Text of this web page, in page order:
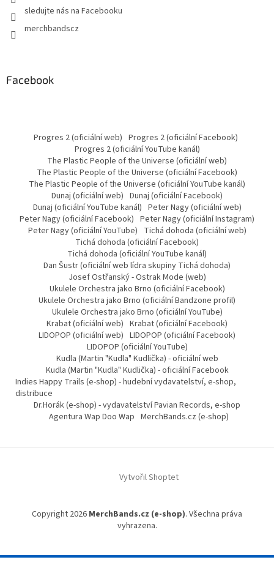
sledujte nás na Facebooku
merchbandscz
Facebook
Progres 2 (oficiální web) Progres 2 (oficiální Facebook)
Progres 2 (oficiální YouTube kanál)
The Plastic People of the Universe (oficiální web)
The Plastic People of the Universe (oficiální Facebook)
The Plastic People of the Universe (oficiální YouTube kanál)
Dunaj (oficiální web) Dunaj (oficiální Facebook)
Dunaj (oficiální YouTube kanál) Peter Nagy (oficiální web)
Peter Nagy (oficiální Facebook) Peter Nagy (oficiální Instagram)
Peter Nagy (oficiální YouTube) Tichá dohoda (oficiální web)
Tichá dohoda (oficiální Facebook)
Tichá dohoda (oficiální YouTube kanál)
Dan Šustr (oficiální web lídra skupiny Tichá dohoda)
Josef Ostřanský - Ostrak Mode (web)
Ukulele Orchestra jako Brno (oficiální Facebook)
Ukulele Orchestra jako Brno (oficiální Bandzone profil)
Ukulele Orchestra jako Brno (oficiální YouTube)
Krabat (oficiální web) Krabat (oficiální Facebook)
LIDOPOP (oficiální web) LIDOPOP (oficiální Facebook)
LIDOPOP (oficiální YouTube)
Kudla (Martin "Kudla" Kudlička) - oficiální web
Kudla (Martin "Kudla" Kudlička) - oficiální Facebook
Indies Happy Trails (e-shop) - hudební vydavatelství, e-shop,
distribuce
Dr.Horák (e-shop) - vydavatelství Pavian Records, e-shop
Agentura Wap Doo Wap MerchBands.cz (e-shop)
Vytvořil Shoptet
Copyright 2026 MerchBands.cz (e-shop). Všechna práva
vyhrazena.